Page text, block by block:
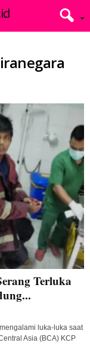
Terluka
luka-luka saat
Asia (BCA) KCP